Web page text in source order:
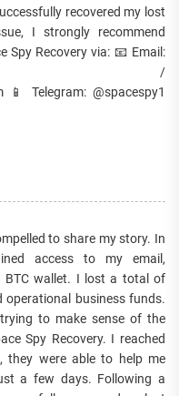
recovered my lost
I strongly recommend
Spy Recovery via: 📧 Email:
/
📱 Telegram: @spacespy1
to share my story. In
access to my email,
BTC wallet. I lost a total of
business funds.
to make sense of the
Spy Recovery. I reached
they were able to help me
a few days. Following a